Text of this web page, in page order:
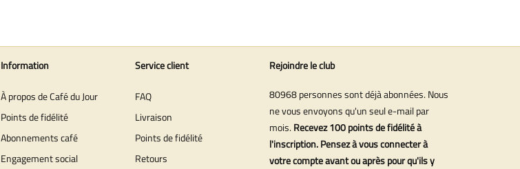
Information
À propos de Café du Jour
Points de fidélité
Abonnements café
Engagement social
Service client
FAQ
Livraison
Points de fidélité
Retours
Rejoindre le club
80968 personnes sont déjà abonnées. Nous
ne vous envoyons qu'un seul e-mail par
mois. Recevez 100 points de fidélité à
l'inscription. Pensez à vous connecter à
votre compte avant ou après pour qu'ils y